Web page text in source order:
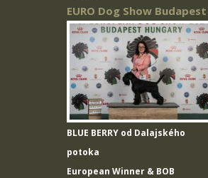
EURO Dog Show Budapest
BLUE BERRY od Dalajského
potoka
European Winner & BOB